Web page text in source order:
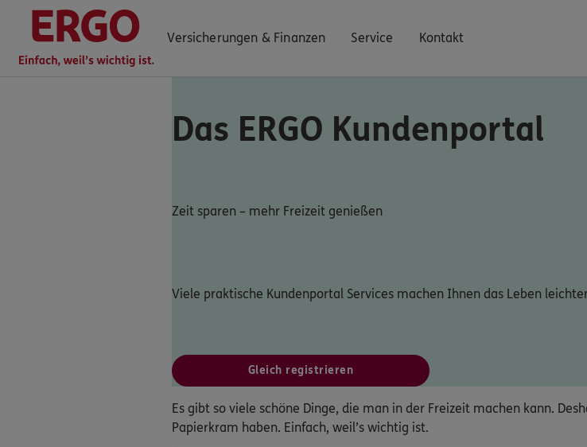
Versicherungen & Finanzen Service Kontakt
ERGO Berater finden
Das ERGO Kundenportal
Zeit sparen – mehr Freizeit genießen
Viele praktische Kundenportal Services machen Ihnen das Leben
Gleich registrieren
Es gibt so viele schöne Dinge, die man in der Freizeit machen kann.
Papierkram haben. Einfach, weil’s wichtig ist.